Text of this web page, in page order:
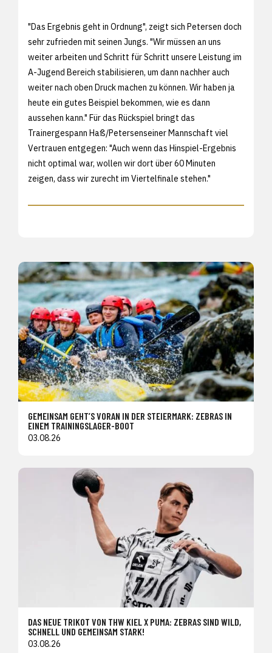
"Das Ergebnis geht in Ordnung", zeigt sich Petersen doch
sehr zufrieden mit seinen Jungs. "Wir müssen an uns
weiter arbeiten und Schritt für Schritt unsere Leistung im
A-Jugend Bereich stabilisieren, um dann nachher auch
weiter nach oben Druck machen zu können. Wir haben ja
heute ein gutes Beispiel bekommen, wie es dann
aussehen kann." Für das Rückspiel bringt das
Trainergespann Haß/Petersenseiner Mannschaft viel
Vertrauen entgegen: "Auch wenn das Hinspiel-Ergebnis
nicht optimal war, wollen wir dort über 60 Minuten
zeigen, dass wir zurecht im Viertelfinale stehen."
GEMEINSAM GEHT’S VORAN IN DER STEIERMARK: ZEBRAS IN
EINEM TRAININGSLAGER-BOOT
03.08.26
DAS NEUE TRIKOT VON THW KIEL X PUMA: ZEBRAS SIND WILD,
SCHNELL UND GEMEINSAM STARK!
03.08.26